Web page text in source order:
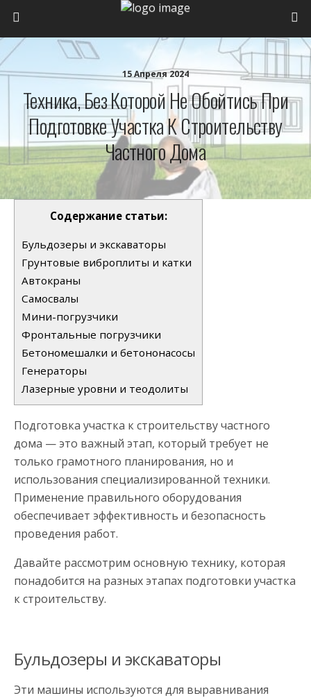
15 Апреля 2024
Техника, Без Которой Не Обойтись При
Подготовке Участка К Строительству
Частного Дома
Содержание статьи:
Бульдозеры и экскаваторы
Грунтовые виброплиты и катки
Автокраны
Самосвалы
Мини-погрузчики
Фронтальные погрузчики
Бетономешалки и бетононасосы
Генераторы
Лазерные уровни и теодолиты
Подготовка участка к строительству частного
дома — это важный этап, который требует не
только грамотного планирования, но и
использования специализированной техники.
Применение правильного оборудования
обеспечивает эффективность и безопасность
проведения работ.
Давайте рассмотрим основную технику, которая
понадобится на разных этапах подготовки участка
к строительству.
Бульдозеры и экскаваторы
Эти машины используются для выравнивания